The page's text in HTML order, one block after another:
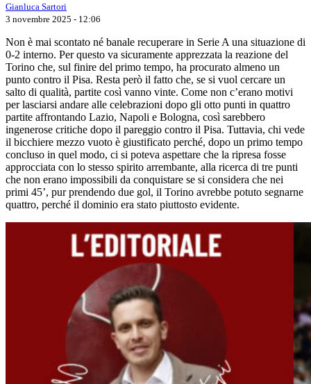
Gianluca Sartori
3 novembre 2025 - 12:06
Non è mai scontato né banale recuperare in Serie A una situazione di
0-2 interno. Per questo va sicuramente apprezzata la reazione del
Torino che, sul finire del primo tempo, ha procurato almeno un
punto contro il Pisa. Resta però il fatto che, se si vuol cercare un
salto di qualità, partite così vanno vinte. Come non c’erano motivi
per lasciarsi andare alle celebrazioni dopo gli otto punti in quattro
partite affrontando Lazio, Napoli e Bologna, così sarebbero
ingenerose critiche dopo il pareggio contro il Pisa. Tuttavia, chi vede
il bicchiere mezzo vuoto è giustificato perché, dopo un primo tempo
concluso in quel modo, ci si poteva aspettare che la ripresa fosse
approcciata con lo stesso spirito arrembante, alla ricerca di tre punti
che non erano impossibili da conquistare se si considera che nei
primi 45’, pur prendendo due gol, il Torino avrebbe potuto segnarne
quattro, perché il dominio era stato piuttosto evidente.